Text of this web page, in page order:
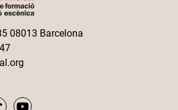
08013 Barcelona